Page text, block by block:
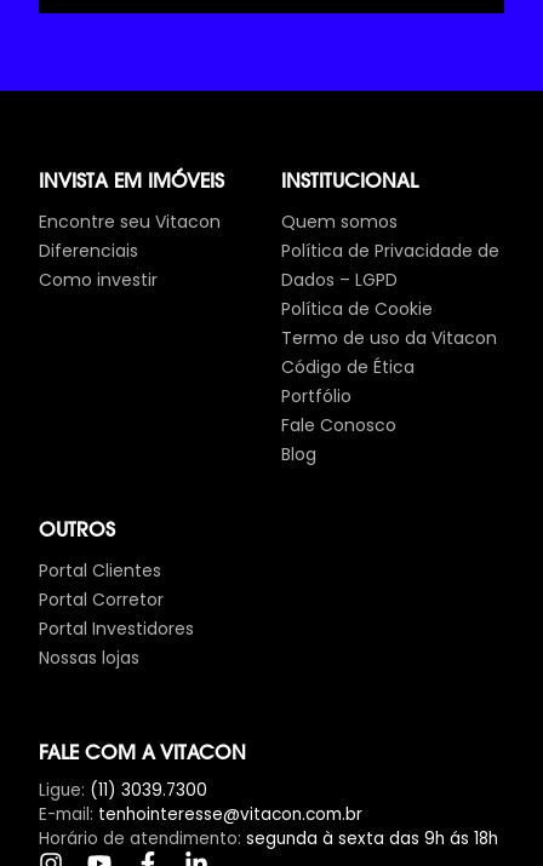
INVISTA EM IMÓVEIS
Encontre seu Vitacon
Diferenciais
Como investir
INSTITUCIONAL
Quem somos
Política de Privacidade de
Dados – LGPD
Política de Cookie
Termo de uso da Vitacon
Código de Ética
Portfólio
Fale Conosco
Blog
OUTROS
Portal Clientes
Portal Corretor
Portal Investidores
Nossas lojas
FALE COM A VITACON
Ligue: (11) 3039.7300
E-mail: tenhointeresse@vitacon.com.br
Horário de atendimento: segunda à sexta das 9h ás 18h